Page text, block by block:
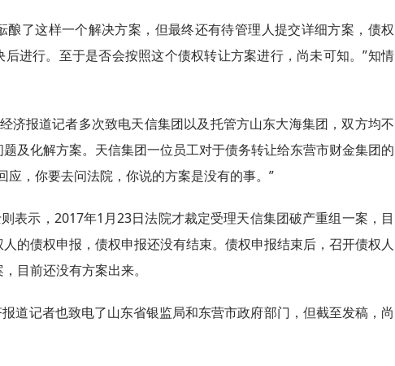
酿了这样一个解决方案，但最终还有待管理人提交详细方案，债权
后进行。至于是否会按照这个债权转让方案进行，尚未可知。”知情
济报道记者多次致电天信集团以及托管方山东大海集团，双方均不
及化解方案。天信集团一位员工对于债务转让给东营市财金集团的
应，你要去问法院，你说的方案是没有的事。”
表示，2017年1月23日法院才裁定受理天信集团破产重组一案，目
的债权申报，债权申报还没有结束。债权申报结束后，召开债权人
目前还没有方案出来。
道记者也致电了山东省银监局和东营市政府部门，但截至发稿，尚